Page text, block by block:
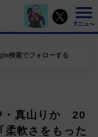
検索でフォローする
・真山りか 20
柔軟さをもった